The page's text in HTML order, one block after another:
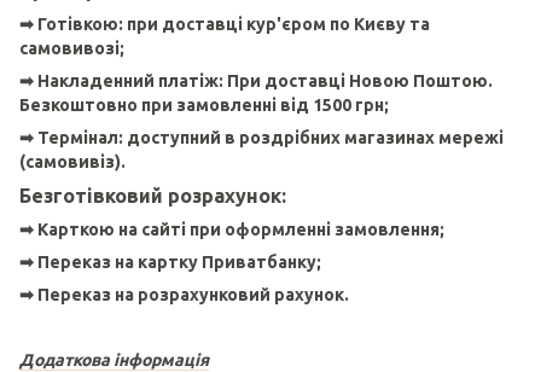
➡ Готівкою: при доставці кур'єром по Києву та
самовивозі;
➡ Накладенний платіж: При доставці Новою Поштою.
Безкоштовно при замовленні від 1500 грн;
➡ Термінал: доступний в роздрібних магазинах мережі
(самовивіз).
Безготівковий розрахунок:
➡ Карткою на сайті при оформленні замовлення;
➡ Переказ на картку Приватбанку;
➡ Переказ на розрахунковий рахунок.
Додаткова інформація